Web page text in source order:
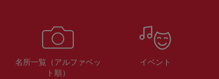
名所一覧（アルファベッ
ト順）
イベント